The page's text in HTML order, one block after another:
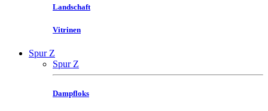
Landschaft
Vitrinen
Spur Z
Spur Z
Dampfloks